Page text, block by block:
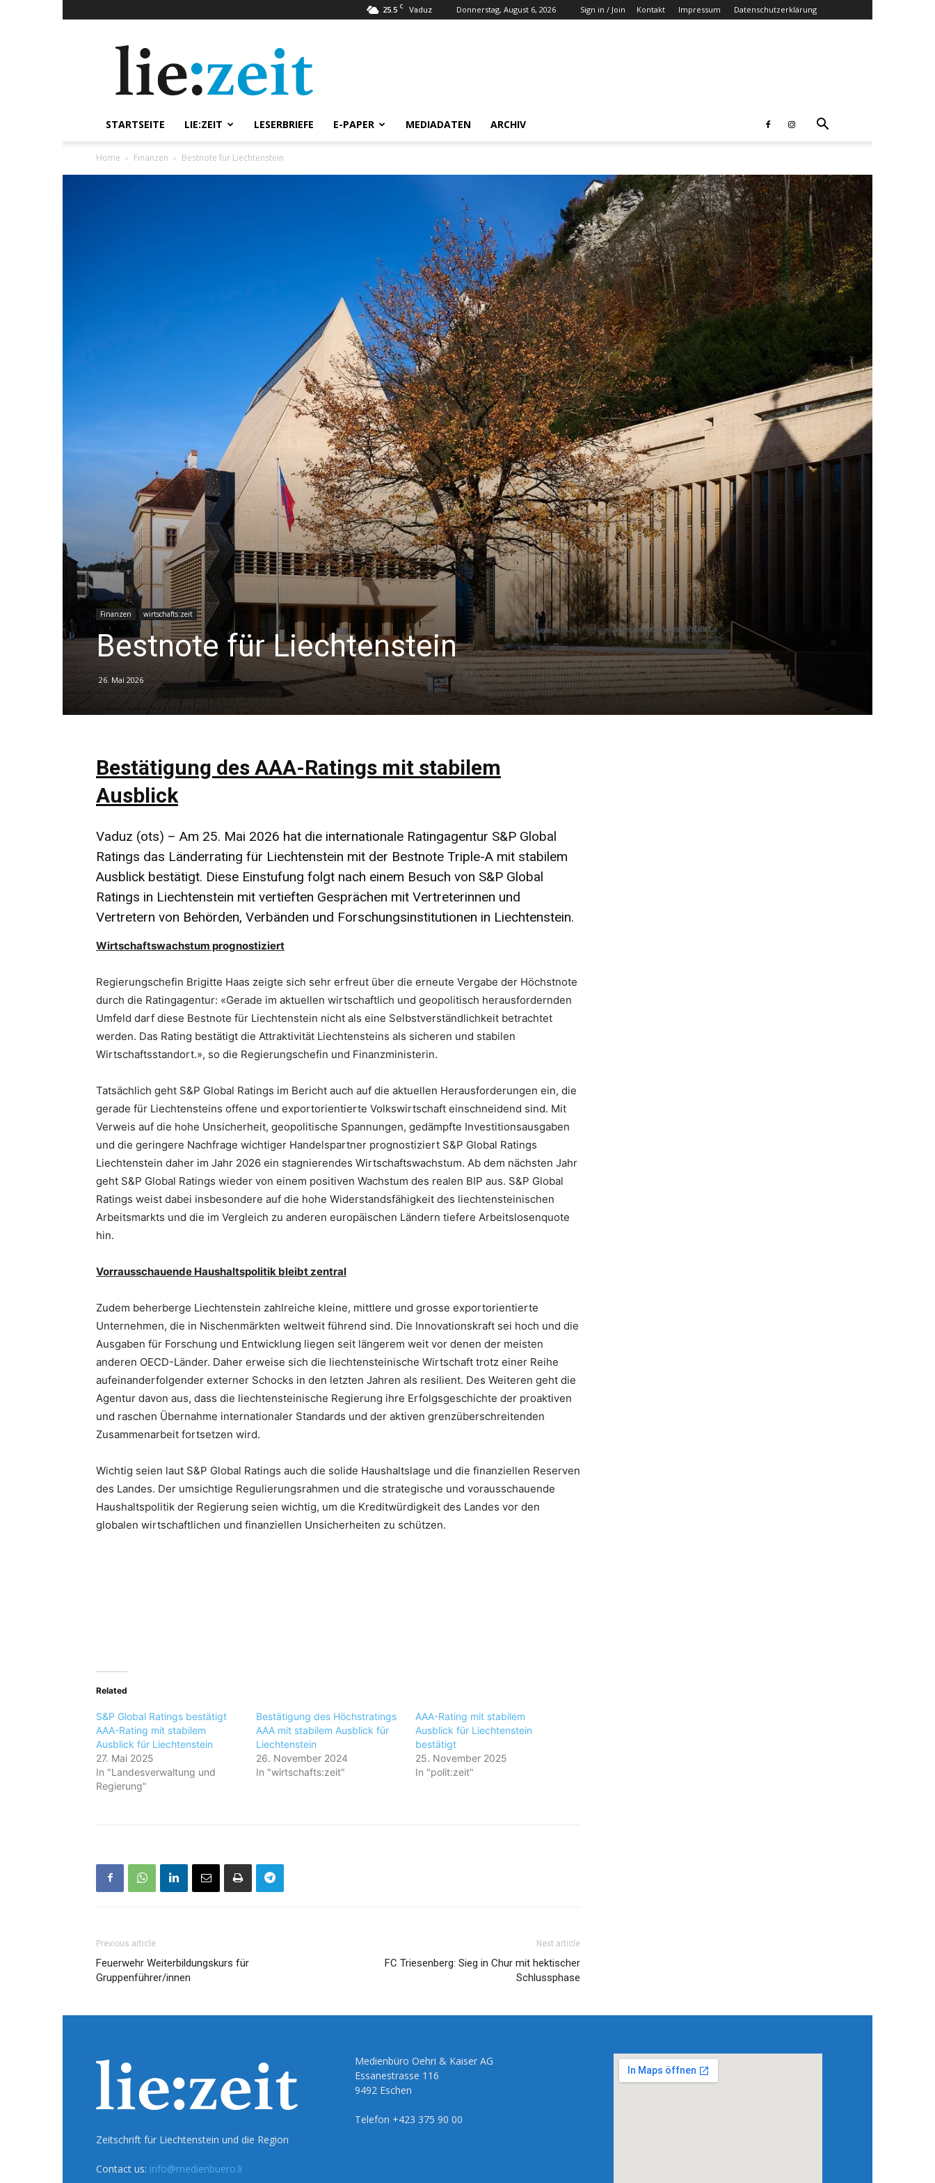
25.5 C Vaduz Donnerstag, August 6, 2026 Sign in / Join Kontakt Impressum Datenschutzerklärung
STARTSEITE LIE:ZEIT LESERBRIEFE E-PAPER MEDIADATEN ARCHIV
Home Finanzen Bestnote für Liechtenstein
Finanzen wirtschafts:zeit
Bestnote für Liechtenstein
26. Mai 2026
Bestätigung des AAA-Ratings mit stabilem
Ausblick
Vaduz (ots) – Am 25. Mai 2026 hat die internationale Ratingagentur S&P Global
Ratings das Länderrating für Liechtenstein mit der Bestnote Triple-A mit stabilem
Ausblick bestätigt. Diese Einstufung folgt nach einem Besuch von S&P Global
Ratings in Liechtenstein mit vertieften Gesprächen mit Vertreterinnen und
Vertretern von Behörden, Verbänden und Forschungsinstitutionen in Liechtenstein.
Wirtschaftswachstum prognostiziert
Regierungschefin Brigitte Haas zeigte sich sehr erfreut über die erneute Vergabe der Höchstnote
durch die Ratingagentur: «Gerade im aktuellen wirtschaftlich und geopolitisch herausfordernden
Umfeld darf diese Bestnote für Liechtenstein nicht als eine Selbstverständlichkeit betrachtet
werden. Das Rating bestätigt die Attraktivität Liechtensteins als sicheren und stabilen
Wirtschaftsstandort.», so die Regierungschefin und Finanzministerin.
Tatsächlich geht S&P Global Ratings im Bericht auch auf die aktuellen Herausforderungen ein, die
gerade für Liechtensteins offene und exportorientierte Volkswirtschaft einschneidend sind. Mit
Verweis auf die hohe Unsicherheit, geopolitische Spannungen, gedämpfte Investitionsausgaben
und die geringere Nachfrage wichtiger Handelspartner prognostiziert S&P Global Ratings
Liechtenstein daher im Jahr 2026 ein stagnierendes Wirtschaftswachstum. Ab dem nächsten Jahr
geht S&P Global Ratings wieder von einem positiven Wachstum des realen BIP aus. S&P Global
Ratings weist dabei insbesondere auf die hohe Widerstandsfähigkeit des liechtensteinischen
Arbeitsmarkts und die im Vergleich zu anderen europäischen Ländern tiefere Arbeitslosenquote
hin.
Vorrausschauende Haushaltspolitik bleibt zentral
Zudem beherberge Liechtenstein zahlreiche kleine, mittlere und grosse exportorientierte
Unternehmen, die in Nischenmärkten weltweit führend sind. Die Innovationskraft sei hoch und die
Ausgaben für Forschung und Entwicklung liegen seit längerem weit vor denen der meisten
anderen OECD-Länder. Daher erweise sich die liechtensteinische Wirtschaft trotz einer Reihe
aufeinanderfolgender externer Schocks in den letzten Jahren als resilient. Des Weiteren geht die
Agentur davon aus, dass die liechtensteinische Regierung ihre Erfolgsgeschichte der proaktiven
und raschen Übernahme internationaler Standards und der aktiven grenzüberschreitenden
Zusammenarbeit fortsetzen wird.
Wichtig seien laut S&P Global Ratings auch die solide Haushaltslage und die finanziellen Reserven
des Landes. Der umsichtige Regulierungsrahmen und die strategische und vorausschauende
Haushaltspolitik der Regierung seien wichtig, um die Kreditwürdigkeit des Landes vor den
globalen wirtschaftlichen und finanziellen Unsicherheiten zu schützen.
Related
S&P Global Ratings bestätigt
AAA-Rating mit stabilem
Ausblick für Liechtenstein
27. Mai 2025
In "Landesverwaltung und
Regierung"
Bestätigung des Höchstratings
AAA mit stabilem Ausblick für
Liechtenstein
26. November 2024
In "wirtschafts:zeit"
AAA-Rating mit stabilem
Ausblick für Liechtenstein
bestätigt
25. November 2025
In "polit:zeit"
Previous article
Feuerwehr Weiterbildungskurs für
Gruppenführer/innen
Next article
FC Triesenberg: Sieg in Chur mit hektischer
Schlussphase
Zeitschrift für Liechtenstein und die Region
Contact us: info@medienbuero.li
Medienbüro Oehri & Kaiser AG
Essanestrasse 116
9492 Eschen
Telefon +423 375 90 00